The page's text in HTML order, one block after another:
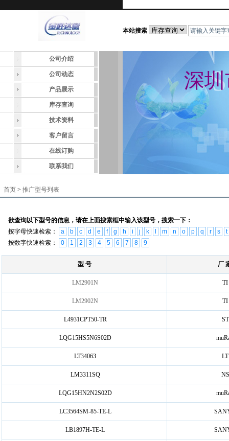
本站搜索
公司介绍
公司动态
产品展示
库存查询
技术资料
客户留言
在线订购
联系我们
深
首页 > 推广型号列表
欲查询以下型号的信息，请在上面搜索框中输入该型号，搜索一下：
按字母快速检索：
a b c d e f g h i j k m n o p q r s
t
按数字快速检索：
0 1 2 3 4 5 6 7 8 9
型 号 厂
LM2901N TI
LM2902N TI
L4931CPT50-TR ST
LQG15HS5N6S02D
LT34063 LT
LM3311SQ NS
LQG15HN2N2S02D
LC3564SM-85-TE-L
LB1897H-TE-L